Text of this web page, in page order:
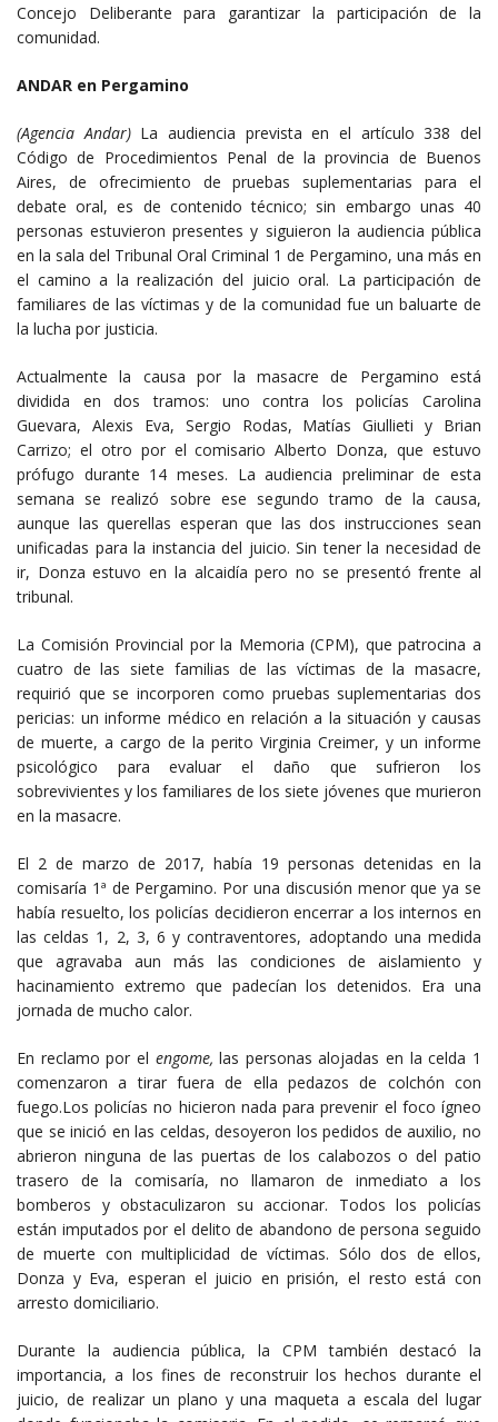
Concejo Deliberante para garantizar la participación de la
comunidad.
ANDAR en Pergamino
(Agencia Andar) La audiencia prevista en el artículo 338 del
Código de Procedimientos Penal de la provincia de Buenos
Aires, de ofrecimiento de pruebas suplementarias para el
debate oral, es de contenido técnico; sin embargo unas 40
personas estuvieron presentes y siguieron la audiencia pública
en la sala del Tribunal Oral Criminal 1 de Pergamino, una más en
el camino a la realización del juicio oral. La participación de
familiares de las víctimas y de la comunidad fue un baluarte de
la lucha por justicia.
Actualmente la causa por la masacre de Pergamino está
dividida en dos tramos: uno contra los policías Carolina
Guevara, Alexis Eva, Sergio Rodas, Matías Giullieti y Brian
Carrizo; el otro por el comisario Alberto Donza, que estuvo
prófugo durante 14 meses. La audiencia preliminar de esta
semana se realizó sobre ese segundo tramo de la causa,
aunque las querellas esperan que las dos instrucciones sean
unificadas para la instancia del juicio. Sin tener la necesidad de
ir, Donza estuvo en la alcaidía pero no se presentó frente al
tribunal.
La Comisión Provincial por la Memoria (CPM), que patrocina a
cuatro de las siete familias de las víctimas de la masacre,
requirió que se incorporen como pruebas suplementarias dos
pericias: un informe médico en relación a la situación y causas
de muerte, a cargo de la perito Virginia Creimer, y un informe
psicológico para evaluar el daño que sufrieron los
sobrevivientes y los familiares de los siete jóvenes que murieron
en la masacre.
El 2 de marzo de 2017, había 19 personas detenidas en la
comisaría 1ª de Pergamino. Por una discusión menor que ya se
había resuelto, los policías decidieron encerrar a los internos en
las celdas 1, 2, 3, 6 y contraventores, adoptando una medida
que agravaba aun más las condiciones de aislamiento y
hacinamiento extremo que padecían los detenidos. Era una
jornada de mucho calor.
En reclamo por el engome, las personas alojadas en la celda 1
comenzaron a tirar fuera de ella pedazos de colchón con
fuego.Los policías no hicieron nada para prevenir el foco ígneo
que se inició en las celdas, desoyeron los pedidos de auxilio, no
abrieron ninguna de las puertas de los calabozos o del patio
trasero de la comisaría, no llamaron de inmediato a los
bomberos y obstaculizaron su accionar. Todos los policías
están imputados por el delito de abandono de persona seguido
de muerte con multiplicidad de víctimas. Sólo dos de ellos,
Donza y Eva, esperan el juicio en prisión, el resto está con
arresto domiciliario.
Durante la audiencia pública, la CPM también destacó la
importancia, a los fines de reconstruir los hechos durante el
juicio, de realizar un plano y una maqueta a escala del lugar